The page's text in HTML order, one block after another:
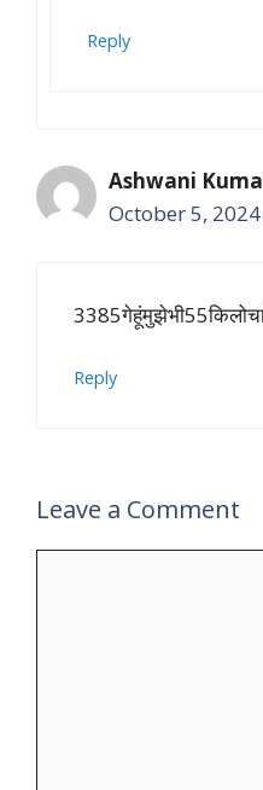
Reply
Ashwani
October 5,
Reply
Leave a Comment